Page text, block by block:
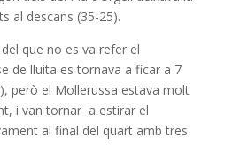
al descans (35-25).
que no es va refer el
de lluita es tornava a ficar a 7
però el Mollerussa estava molt
i van tornar a estirar el
al final del quart amb tres